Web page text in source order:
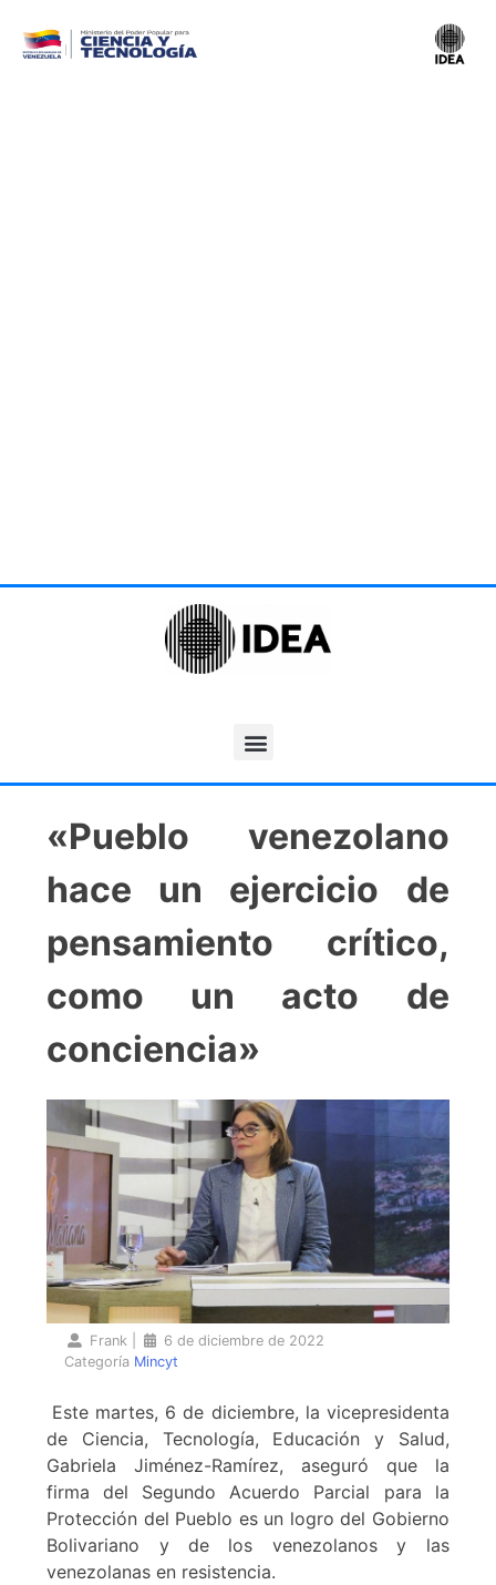
«Pueblo venezolano
hace un ejercicio de
pensamiento crítico,
como un acto de
conciencia»
Frank
6 de diciembre de 2022
Categoría Mincyt
Este martes, 6 de diciembre, la vicepresidenta
de Ciencia, Tecnología, Educación y Salud,
Gabriela Jiménez-Ramírez, aseguró que la
firma del Segundo Acuerdo Parcial para la
Protección del Pueblo es un logro del Gobierno
Bolivariano y de los venezolanos y las
venezolanas en resistencia.